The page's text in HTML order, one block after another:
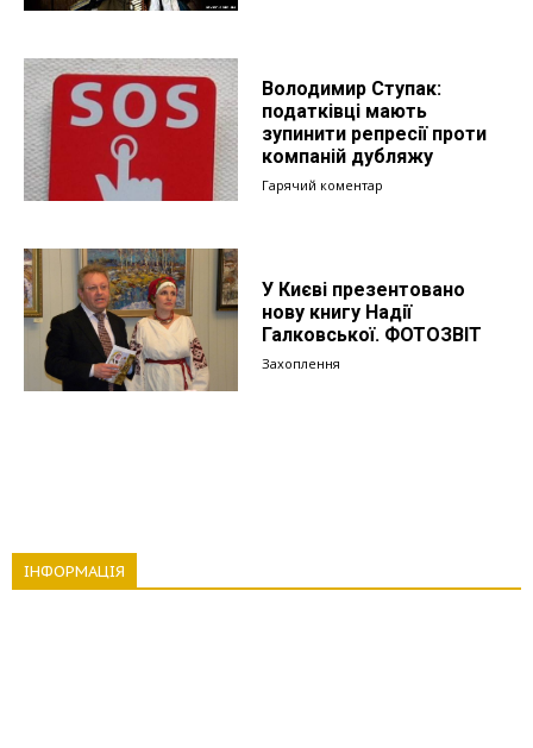
Володимир Ступак:
податківці мають
зупинити репресії проти
компаній дубляжу
Гарячий коментар
У Києві презентовано
нову книгу Надії
Галковської. ФОТОЗВІТ
Захоплення
ІНФОРМАЦІЯ